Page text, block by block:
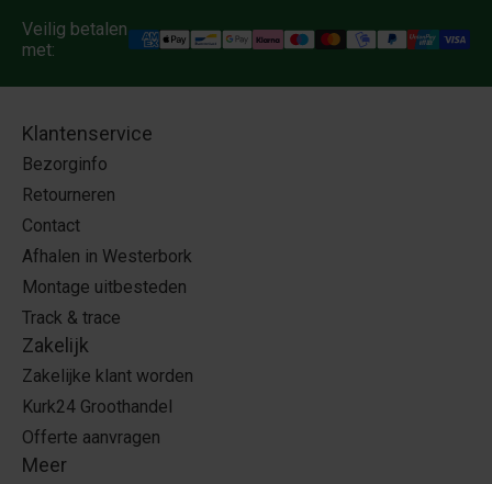
Veilig betalen
met:
Klantenservice
Bezorginfo
Retourneren
Contact
Afhalen in Westerbork
Montage uitbesteden
Track & trace
Zakelijk
Zakelijke klant worden
Kurk24 Groothandel
Offerte aanvragen
Meer